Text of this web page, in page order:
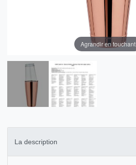
Agrandir en touchant
La description